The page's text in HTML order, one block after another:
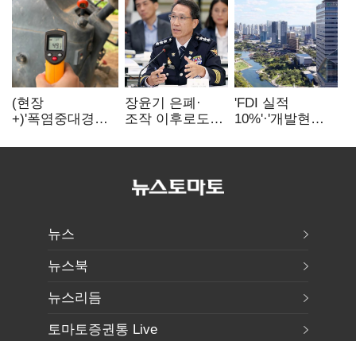
(현장
+)'폭염중대경보'
이주노동자는
장윤기 은폐·
조작 이후로도
내부비위…경찰
'FDI 실적
10%'·'개발현안
인천경제청장
뉴스
뉴스북
뉴스리듬
토마토증권통 Live